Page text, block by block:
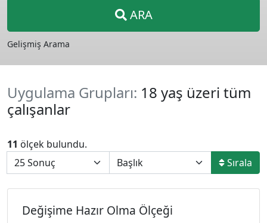
ARA
Gelişmiş Arama
Uygulama Grupları: 18 yaş üzeri tüm
çalışanlar
11 ölçek bulundu.
Sırala
Değişime Hazır Olma Ölçeği